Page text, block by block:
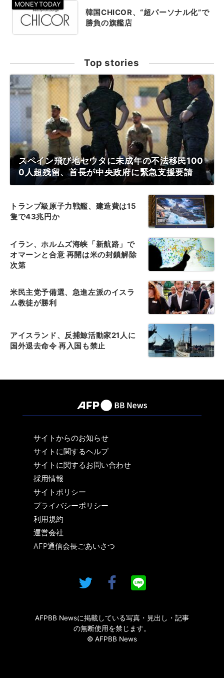
韓国CHICOR、“超パーソナル化”で
勝負の旗艦店
Top stories
スペイン飛び地セウタに未成年の不法移民100
0人超残留、首長が中央政府に緊急支援要請
トランプ級原子力戦艦、建造費は15
隻で43兆円か
イラン、ホルムズ海峡「新航路」で
オマーンと合意 再開は米の封鎖解除
次第
米民主党予備選、急進左派のイスラ
ム教徒が勝利
アイスランド、反捕鯨活動家21人に
国外退去命令 再入国も禁止
サイトからのお知らせ
サイトに関するヘルプ
サイトに関するお問い合わせ
採用情報
サイトポリシー
プライバシーポリシー
利用規約
運営会社
AFP通信会長ごあいさつ
AFPBB Newsに掲載している写真・見出し・記事
の無断使用を禁じます。
© AFPBB News